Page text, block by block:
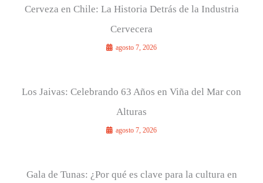
Cerveza en Chile: La Historia Detrás de la Industria
Cervecera
agosto 7, 2026
Los Jaivas: Celebrando 63 Años en Viña del Mar con
Alturas
agosto 7, 2026
Gala de Tunas: ¿Por qué es clave para la cultura en